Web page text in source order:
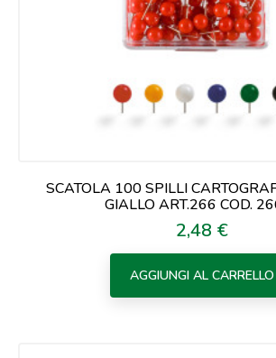
SCATOLA 100 SPILLI
GIALLO ART.266 COD.
Prezzo
2,48 €
AGGIUNGI AL CARRELLO